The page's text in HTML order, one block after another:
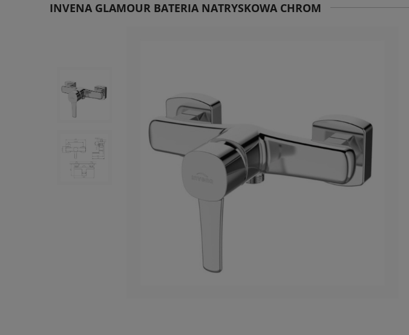
INVENA GLAMOUR BATERIA NATRYSKOWA CHROM